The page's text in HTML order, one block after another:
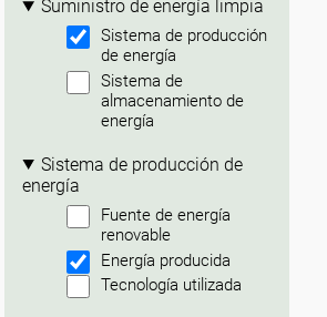
Suministro de energía limpia
Sistema de producción
de energía
Sistema de
almacenamiento de
energía
Sistema de producción de
energía
Fuente de energía
renovable
Energía producida
Tecnología utilizada